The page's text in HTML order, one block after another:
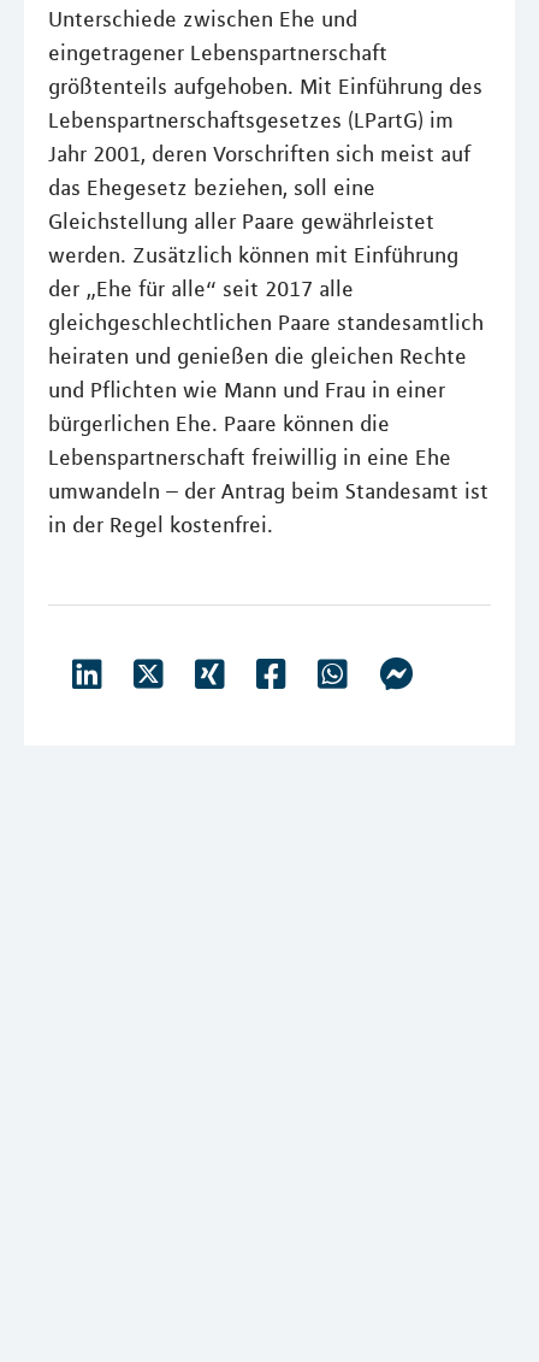
Unterschiede zwischen Ehe und
eingetragener Lebenspartnerschaft
größtenteils aufgehoben. Mit Einführung des
Lebenspartnerschaftsgesetzes (LPartG) im
Jahr 2001, deren Vorschriften sich meist auf
das Ehegesetz beziehen, soll eine
Gleichstellung aller Paare gewährleistet
werden. Zusätzlich können mit Einführung
der „Ehe für alle“ seit 2017 alle
gleichgeschlechtlichen Paare standesamtlich
heiraten und genießen die gleichen Rechte
und Pflichten wie Mann und Frau in einer
bürgerlichen Ehe. Paare können die
Lebenspartnerschaft freiwillig in eine Ehe
umwandeln – der Antrag beim Standesamt ist
in der Regel kostenfrei.